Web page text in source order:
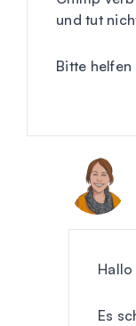
und tut
Bitte helfen
Es